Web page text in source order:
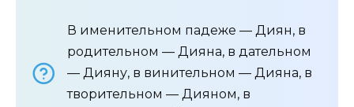
В именительном падеже — Диян, в
родительном — Дияна, в дательном
— Дияну, в винительном — Дияна, в
творительном — Дияном, в